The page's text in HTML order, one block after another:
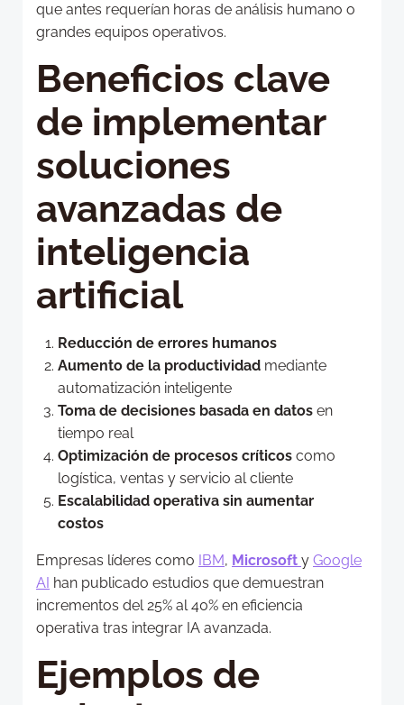
que antes requerían horas de análisis humano o
grandes equipos operativos.
Beneficios clave
de implementar
soluciones
avanzadas de
inteligencia
artificial
Reducción de errores humanos
Aumento de la productividad mediante
automatización inteligente
Toma de decisiones basada en datos en
tiempo real
Optimización de procesos críticos como
logística, ventas y servicio al cliente
Escalabilidad operativa sin aumentar
costos
Empresas líderes como IBM, Microsoft y Google
AI han publicado estudios que demuestran
incrementos del 25% al 40% en eficiencia
operativa tras integrar IA avanzada.
Ejemplos de